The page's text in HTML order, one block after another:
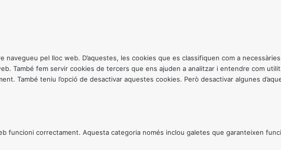
pel lloc web. D’aquestes, les cookies que es classifiquen com a
També fem servir cookies de tercers que ens ajuden a analitzar i entendre com
També teniu l’opció de desactivar aquestes cookies. Però desactivar algunes
funcioni correctament. Aquesta categoria només inclou galetes que garanteixen